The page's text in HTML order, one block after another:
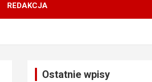
REDAKCJA
Ostatnie wpisy